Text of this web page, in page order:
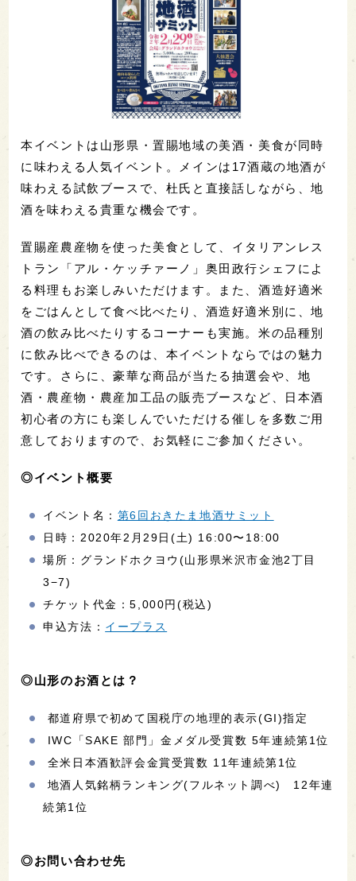
本イベントは山形県・置賜地域の美酒・美食が同時
に味わえる人気イベント。メインは17酒蔵の地酒が
味わえる試飲ブースで、杜氏と直接話しながら、地
酒を味わえる貴重な機会です。
置賜産農産物を使った美食として、イタリアンレス
トラン「アル・ケッチァーノ」奥田政行シェフによ
る料理もお楽しみいただけます。また、酒造好適米
をごはんとして食べ比べたり、酒造好適米別に、地
酒の飲み比べたりするコーナーも実施。米の品種別
に飲み比べできるのは、本イベントならではの魅力
です。さらに、豪華な商品が当たる抽選会や、地
酒・農産物・農産加工品の販売ブースなど、日本酒
初心者の方にも楽しんでいただける催しを多数ご用
意しておりますので、お気軽にご参加ください。
◎イベント概要
イベント名： 第6回おきたま地酒サミット
日時：2020年2月29日(土) 16:00〜18:00
場所：グランドホクヨウ(山形県米沢市金池2丁目
3−7)
チケット代金：5,000円(税込)
申込方法： イープラス
◎山形のお酒とは？
都道府県で初めて国税庁の地理的表示(GI)指定
IWC「SAKE 部門」金メダル受賞数 5年連続第1位
全米日本酒歓評会金賞受賞数 11年連続第1位
地酒人気銘柄ランキング(フルネット調べ) 12年連
続第1位
◎お問い合わせ先